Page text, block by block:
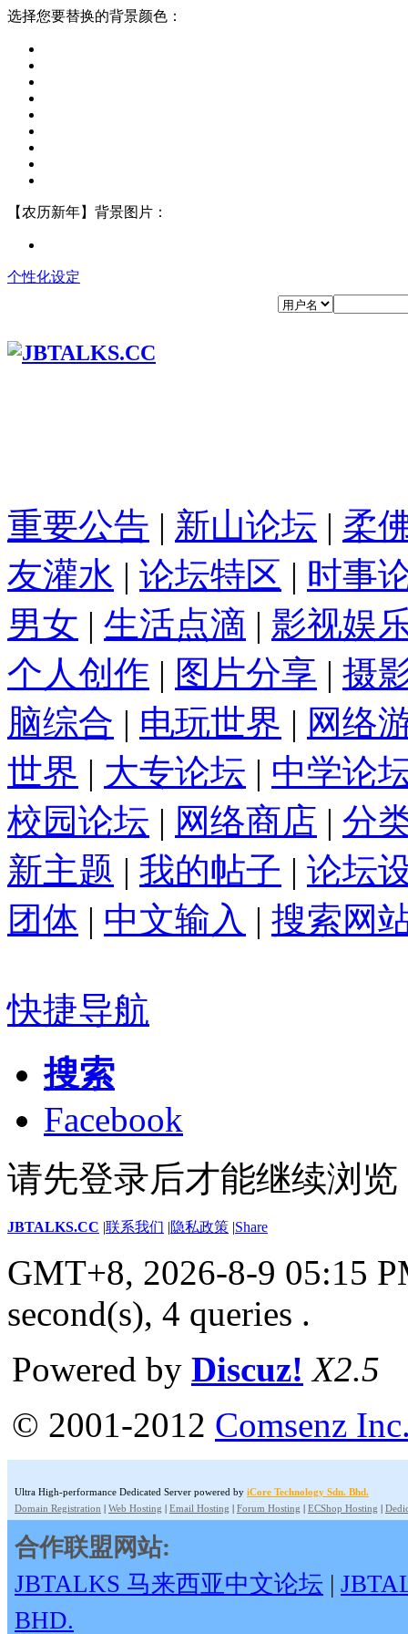
选择您要替换的背景颜色：
【农历新年】背景图片：
个性化设定
重要公告 | 新山论坛 | 柔
友灌水 | 论坛特区 | 时事
男女 | 生活点滴 | 影视娱
个人创作 | 图片分享 | 摄
脑综合 | 电玩世界 | 网络
世界 | 大专论坛 | 中学论
校园论坛 | 网络商店 | 分
新主题 | 我的帖子 | 论坛
团体 | 中文输入 | 搜索网
快捷导航
搜索
Facebook
请先登录后才能继续浏览
JBTALKS.CC |联系我们 |隐私政策 |Share
GMT+8, 2026-8-9 05:15
second(s), 4 queries .
Powered by Discuz! X2.5
© 2001-2012 Comsenz
Ultra High-performance Dedicated Server powered by iCore Technology Sdn. Bhd.
Domain Registration | Web Hosting | Email Hosting | Forum Hosting | ECShop Hosting |
合作联盟网站:
JBTALKS 马来西亚中文论坛 |
BHD.